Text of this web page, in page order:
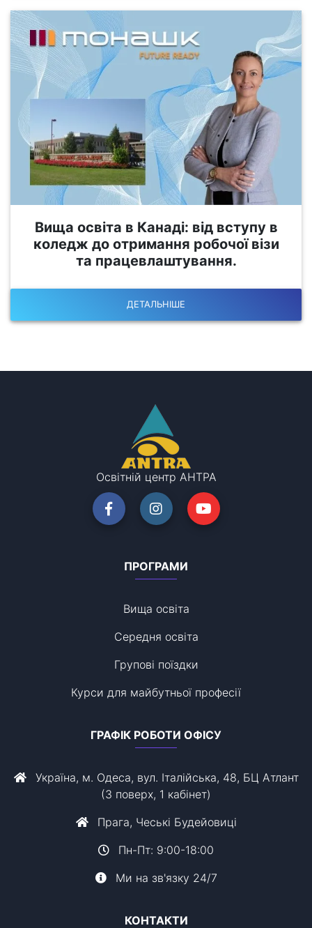
Вища освіта в Канаді: від вступу в
коледж до отримання робочої візи
та працевлаштування.
ДЕТАЛЬНІШЕ
Освітній центр АНТРА
ПРОГРАМИ
Вища освіта
Середня освіта
Групові поїздки
Курси для майбутньої професії
ГРАФІК РОБОТИ ОФІСУ
Україна, м. Одеса, вул. Італійська, 48, БЦ Атлант
(3 поверх, 1 кабінет)
Прага, Чеські Будейовиці
Пн-Пт: 9:00-18:00
Ми на зв'язку 24/7
КОНТАКТИ